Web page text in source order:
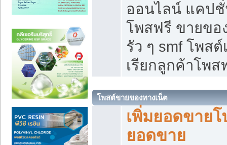
ออนไลน์ แคป
โพสฟรี ขายขอ
รัว ๆ smf โพส
เรียกลูกค้าโพส
โพสต์ขายของทางเน็ต
เพิ่มยอดขาย
ยอดขาย